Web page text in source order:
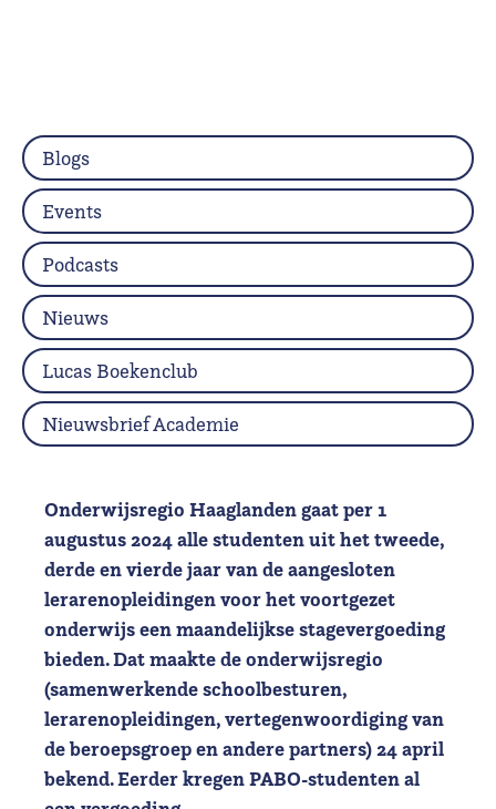
Onderwijsregio Haaglanden gaat per 1
augustus 2024 alle studenten uit het tweede,
derde en vierde jaar van de aangesloten
lerarenopleidingen voor het voortgezet
onderwijs eenmaandelijkse stagevergoeding
bieden.Dat maakte de onderwijsregio
(samenwerkende schoolbesturen,
lerarenopleidingen, vertegenwoordiging van
de beroepsgroep en andere partners) 24 april
bekend. Eerder kregen PABO-studenten al
Blogs
Events
Podcasts
Nieuws
Lucas Boekenclub
Nieuwsbrief Academie